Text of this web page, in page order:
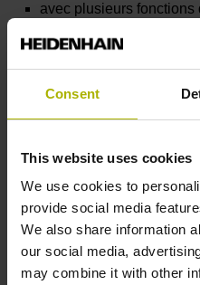
Consent
This website uses cookies
We use cookies to
provide social media
We also share information
our social media,
may combine it with other
avec plusieurs fonctions
que vous pouvez
Obtenez des conseils
nouveautés en direct :
Capteur double KCI 120
Câble de moteur
capteurs rotatifs
câblage innovante